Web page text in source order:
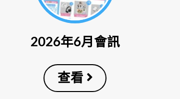
2026年6月會訊
查看